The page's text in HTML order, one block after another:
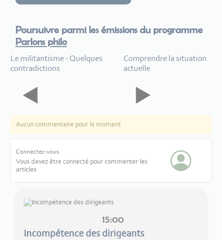
Poursuivre parmi les émissions du programme
Parlons philo
Le militantisme - Quelques
contradictions
Comprendre la situation
actuelle
Aucun commentaire pour le moment
Connectez-vous
Vous devez être connecté pour commenter les
articles
15:00
Incompétence des dirigeants